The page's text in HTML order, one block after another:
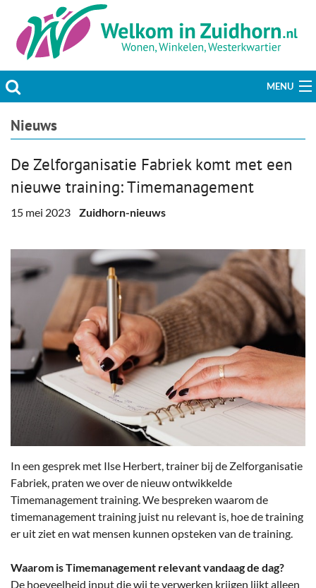
MENU
Actueel
Welzijn & Maatschappij
Bedrijven
Prikbord & Aanbiedingen
Plaats bericht
Nieuws
De Zelforganisatie Fabriek komt met een
nieuwe training: Timemanagement
15 mei 2023 Zuidhorn-nieuws
In een gesprek met Ilse Herbert, trainer bij de Zelforganisatie
Fabriek, praten we over de nieuw ontwikkelde
Timemanagement training. We bespreken waarom de
timemanagement training juist nu relevant is, hoe de training
er uit ziet en wat mensen kunnen opsteken van de training.
Waarom is Timemanagement relevant vandaag de dag?
De hoeveelheid input die wij te verwerken krijgen lijkt alleen